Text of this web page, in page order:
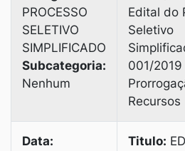
PROCESSO
SELETIVO
SIMPLIFICADO
Subcategoria:
Nenhum
Edital do
Seletivo
001/2019
Recursos
Data:
Titulo: